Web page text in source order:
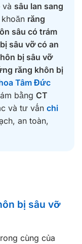
và sâu lan sang
răng
sâu có trám
bị sâu vỡ có an
bị sâu vỡ
răng khôn bị
Tâm Đức
bằng CT
và tư vấn chi
an toàn,
bị sâu vỡ
cùng của